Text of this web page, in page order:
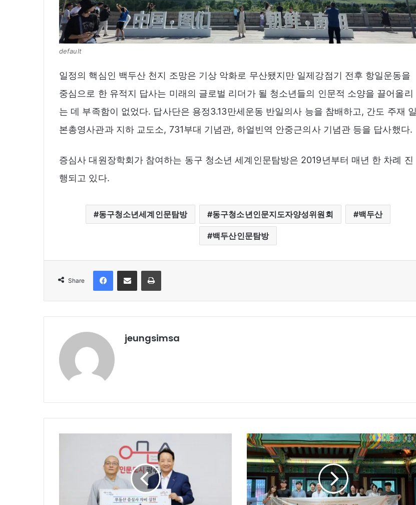
default
일정의 핵심인 백두산 천지 조망은 기상 악화로 무산됐지만 일제강점기 전후 항일운동을
중심으로 한 유적지 답사는 미래의 글로벌 리더가 될 청소년들의 인문적 소양을 끌어올리
는 데 부족함이 없었다. 답사단은 용정3.13만세운동 반일의사 능을 참배하고, 간도 주재 일
본총영사관과 지하 교도소, 731부대 기념관, 하얼빈역 안중근의사 기념관 등을 답사했다.
증심사 대원장학회가 참여하는 동구 청소년 세계인문탐방은 2019년부터 매년 한 차례 진
행되고 있다.
동구청소년세계인문탐방 동구청소년인문지도자양성위원회 백두산
백두산인문탐방
Share
FacebookShare via Email Print
jeungsimsa
광
주
청
년
센
터
‘절